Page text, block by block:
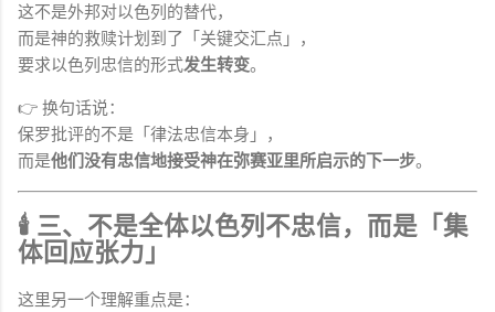
这不是外邦对以色列的替代，
而是神的救赎计划到了「关键交汇点」，
要求以色列忠信的形式发生转变。
👉 换句话说：
保罗批评的不是「律法忠信本身」，
而是他们没有忠信地接受神在弥赛亚里所启示的下一步。
🕯 三、不是全体以色列不忠信，而是「集
体回应张力」
这里另一个理解重点是：